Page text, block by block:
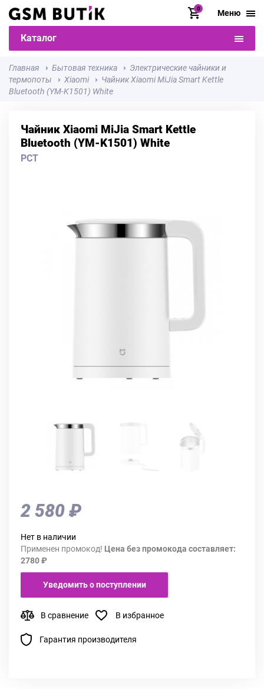
0 Меню
Каталог
Главная Бытовая техника
Электрические чайники и
термопоты
Xiaomi
Чайник Xiaomi MiJia Smart Kettle
Bluetooth (YM-K1501) White
Чайник Xiaomi MiJia Smart Kettle
Bluetooth (YM-K1501) White
РСТ
2 580 ₽
Нет в наличии
Применен промокод! Цена без промокода составляет:
2780 ₽
Уведомить о поступлении
В сравнение В избранное
Гарантия производителя